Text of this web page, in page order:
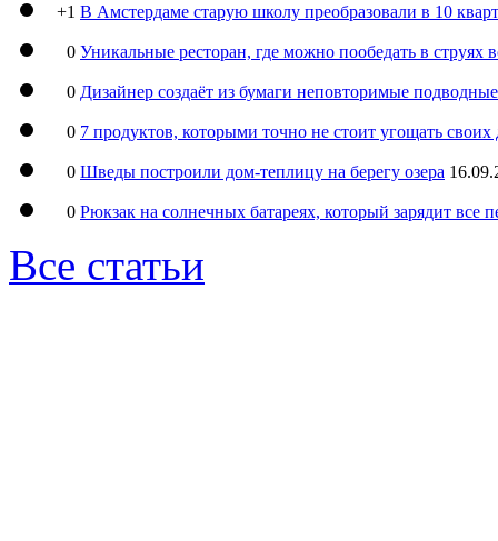
+1 В Амстердаме старую школу преобразовали в 10
0 Уникальные ресторан, где можно пообедать в струях
0 Дизайнер создаёт из бумаги неповторимые
0 7 продуктов, которыми точно не стоит угощать
0 Шведы построили дом-теплицу на берегу озера
0 Рюкзак на солнечных батареях, который зарядит все
Все статьи